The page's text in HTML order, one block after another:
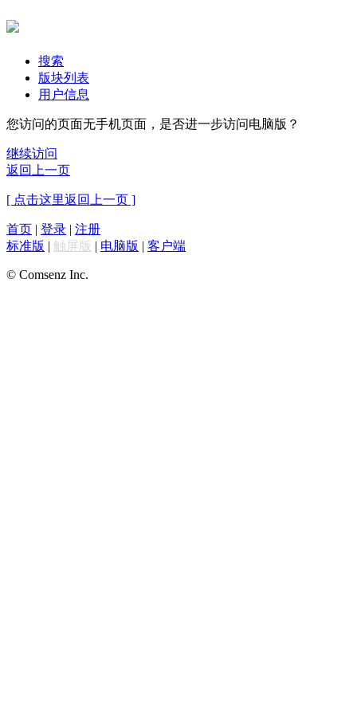
搜索
版块列表
用户信息
您访问的页面无手机页面，是否进一步访问电脑版？
继续访问
返回上一页
[ 点击这里返回上一页 ]
首页 | 登录 | 注册
标准版 | 触屏版 | 电脑版 | 客户端
© Comsenz Inc.